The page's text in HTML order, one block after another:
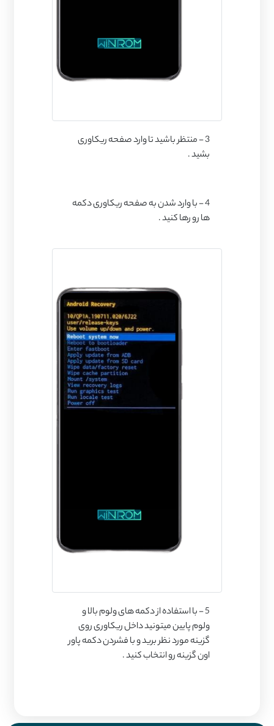
3 - منتظر باشید تا وارد صفحه ریکاوری
بشید .
4 - با وارد شدن به صفحه ریکاوری دکمه
ها رو رها کنید .
5 - با استفاده از دکمه های ولوم بالا و
ولوم پایین میتونید داخل ریکاوری روی
گزینه مورد نظر برید و با فشردن دکمه پاور
اون گزینه رو انتخاب کنید .